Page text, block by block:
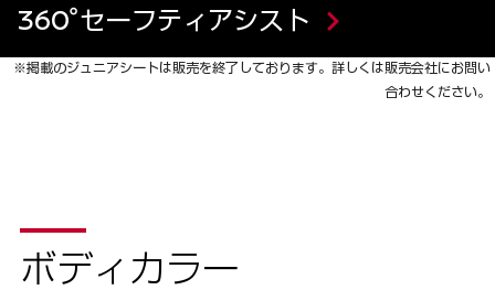
360°セーフティアシスト
※掲載のジュニアシートは販売を終了しております。詳しくは販売会社にお問い
合わせください。